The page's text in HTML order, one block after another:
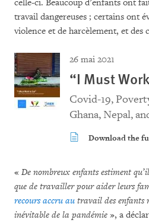
celle-ci. Beaucoup d’enfants ont
travail dangereuses ; certains ont
violence et de harcèlement, et des
26 mai 2021
“I Must
Covid-19,
Ghana, Nepal,
Download the
« De nombreux enfants estiment
que de travailler pour aider leurs
recours accru au travail des enfants
inévitable de la pandémie », a